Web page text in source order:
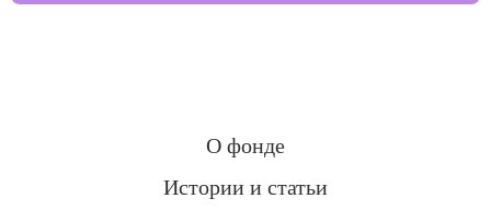
О фонде
Истории и статьи